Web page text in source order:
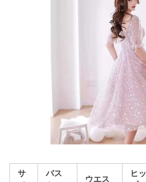
サ
バス
ウエス
ヒッ